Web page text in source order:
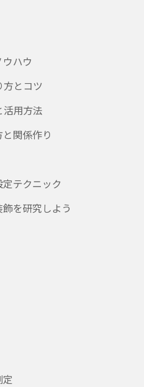
ハウ
方とコツ
活用方法
関係作り
テクニック
を研究しよう